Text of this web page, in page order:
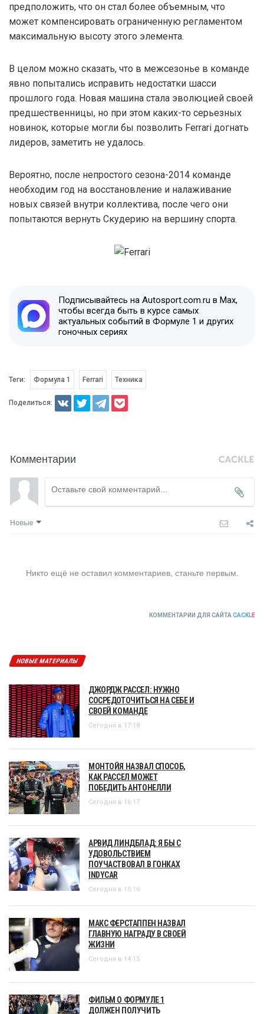
предположить, что он стал более объемным, что
может компенсировать ограниченную регламентом
максимальную высоту этого элемента.
В целом можно сказать, что в межсезонье в команде
явно попытались исправить недостатки шасси
прошлого года. Новая машина стала эволюцией своей
предшественницы, но при этом каких-то серьезных
новинок, которые могли бы позволить Ferrari догнать
лидеров, заметить не удалось.
Вероятно, после непростого сезона-2014 команде
необходим год на восстановление и налаживание
новых связей внутри коллектива, после чего они
попытаются вернуть Скудерию на вершину спорта.
Подписывайтесь на Autosport.com.ru в Max,
чтобы всегда быть в курсе самых
актуальных событий в Формуле 1 и других
гоночных сериях
Теги: Формула 1 Ferrari Техника
Поделиться:
Комментарии
Новые
Никто ещё не оставил комментариев, станьте первым.
КОММЕНТАРИИ ДЛЯ САЙТА CACKLE
НОВЫЕ МАТЕРИАЛЫ
ДЖОРДЖ РАССЕЛ: НУЖНО
СОСРЕДОТОЧИТЬСЯ НА СЕБЕ И
СВОЕЙ КОМАНДЕ
Сегодня в 17:18
МОНТОЙЯ НАЗВАЛ СПОСОБ,
КАК РАССЕЛ МОЖЕТ
ПОБЕДИТЬ АНТОНЕЛЛИ
Сегодня в 16:17
АРВИД ЛИНДБЛАД: Я БЫ С
УДОВОЛЬСТВИЕМ
ПОУЧАСТВОВАЛ В ГОНКАХ
INDYCAR
Сегодня в 15:16
МАКС ФЕРСТАППЕН НАЗВАЛ
ГЛАВНУЮ НАГРАДУ В СВОЕЙ
ЖИЗНИ
Сегодня в 14:15
ФИЛЬМ О ФОРМУЛЕ 1
ДОЛЖЕН ПОЛУЧИТЬ